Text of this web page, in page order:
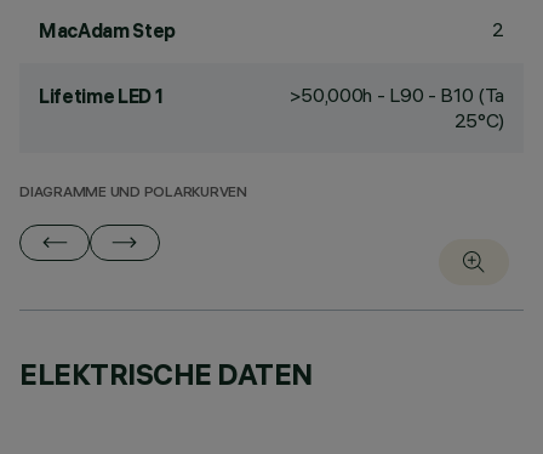
MacAdam Step 2
Lifetime LED 1
>50,000h - L90 - B10 (Ta
25°C)
DIAGRAMME UND POLARKURVEN
ELEKTRISCHE DATEN